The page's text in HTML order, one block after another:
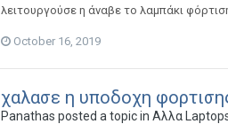
λειτουργούσε η άναβε το λαμπάκι
October 16, 2019
χαλασε η υποδοχη
Panathas posted a topic in Αλλα